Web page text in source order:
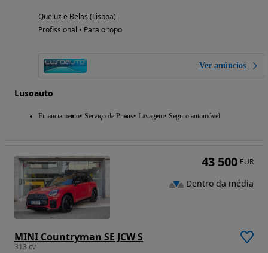
Queluz e Belas (Lisboa)
Profissional • Para o topo
Ver anúncios
Lusoauto
Financiamento Serviço de Pneus Lavagem Seguro automóvel
MINI Countryman SE JCW S
313 cv
43 500 EUR
Dentro da média